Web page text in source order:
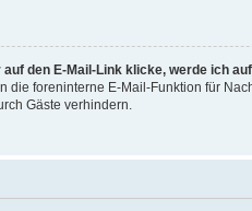
den E-Mail-Link klicke, werde ich
die foreninterne E-Mail-Funktion für
Gäste verhindern.